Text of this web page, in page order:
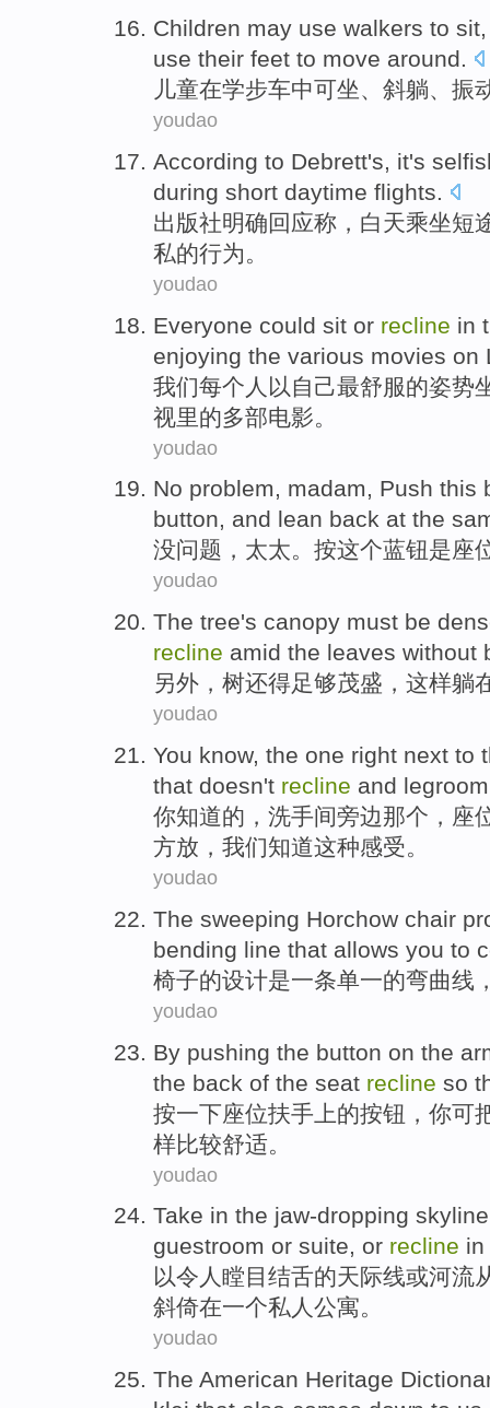
Children may use walkers to sit
use their feet to move around.
儿童在学步车中可坐、 斜躺、振
youdao
According to Debrett's, it's
during short daytime flights.
出版社明确回应称， 白天乘坐短
私的行为。
youdao
Everyone could sit or recline in
enjoying the various movies on
我们每个人 以自己最舒服的姿势
视里的多部电影 。
youdao
No problem, madam, Push this
button, and lean back at the
没问题 ， 太太。 按这个蓝钮是座
youdao
The tree's canopy must be
recline amid the leaves without
另外， 树还得足够茂盛 ，这样躺
youdao
You know, the one right next to
that doesn't recline and
你知道的， 洗手间旁边那个 ， 座
方放，我们知道这种感受。
youdao
The sweeping Horchow chair
bending line that allows you to
椅子的设计是一条单一的弯曲线
youdao
By pushing the button on the
the back of the seat recline so
按一下座位扶手上的按钮 ， 你可
样比较舒适。
youdao
Take in the jaw-dropping skyline
guestroom or suite, or recline in
以令人瞠目结舌的天际线或河流
斜倚在一个私人 公寓。
youdao
The American Heritage